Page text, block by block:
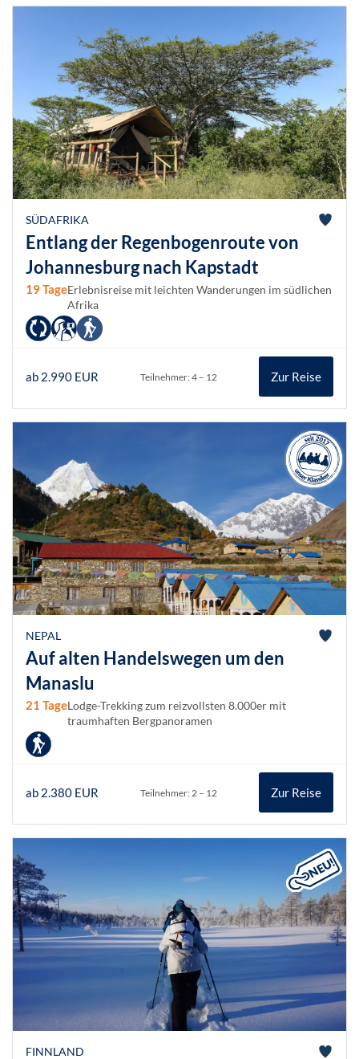
SÜDAFRIKA
Entlang der Regenbogenroute von
Johannesburg nach Kapstadt
19 TageErlebnisreise mit leichten Wanderungen im südlichen
Afrika
ab 2.990 EUR Teilnehmer: 4 – 12 Zur Reise
NEPAL
Auf alten Handelswegen um den
Manaslu
21 TageLodge-Trekking zum reizvollsten 8.000er mit
traumhaften Bergpanoramen
ab 2.380 EUR Teilnehmer: 2 – 12 Zur Reise
FINNLAND